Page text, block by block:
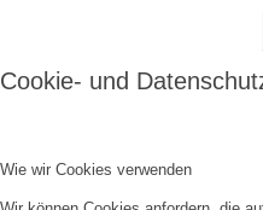
Cookie- und
Wie wir Cookies verwenden